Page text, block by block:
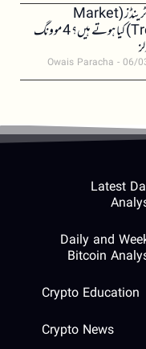
مارکیٹ ٹرینڈز (Market
Trends) کیا ہوتے ہیں؟ 4 موونگ
Owais Paracha 06/
Latest
Daily and
Bitcoin
Crypto Education
Crypto News